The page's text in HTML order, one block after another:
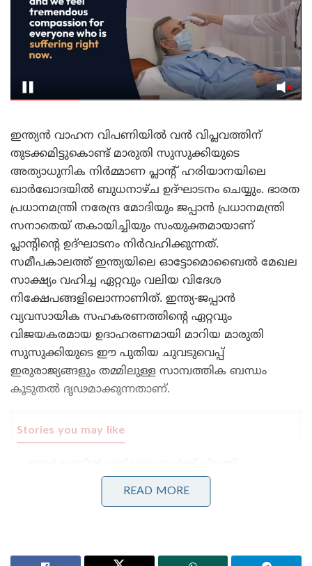
ഇന്ത്യൻ വാഹന വിപണിയിൽ വൻ വിപ്ലവത്തിന്
തുടക്കമിട്ടുകൊണ്ട് മാരുതി സുസുക്കിയുടെ
അത്യാധുനിക നിർമ്മാണ പ്ലാന്റ് ഹരിയാനയിലെ
ഖാർഖോദയിൽ ബുധനാഴ്ച ഉദ്ഘാടനം ചെയ്യും. ഭാരത
പ്രധാനമന്ത്രി നരേന്ദ്ര മോദിയും ജപ്പാൻ പ്രധാനമന്ത്രി
സനാതെയ് തകായിച്ചിയും സംയുക്തമായാണ്
പ്ലാന്റിന്റെ ഉദ്ഘാടനം നിർവഹിക്കുന്നത്.
സമീപകാലത്ത് ഇന്ത്യയിലെ ഓട്ടോമൊബൈൽ മേഖല
സാക്ഷ്യം വഹിച്ച ഏറ്റവും വലിയ വിദേശ
നിക്ഷേപങ്ങളിലൊന്നാണിത്. ഇന്ത്യ-ജപ്പാൻ
വ്യവസായിക സഹകരണത്തിന്റെ ഏറ്റവും
വിജയകരമായ ഉദാഹരണമായി മാറിയ മാരുതി
സുസുക്കിയുടെ ഈ പുതിയ ചുവടുവെപ്പ്
ഇരുരാജ്യങ്ങളും തമ്മിലുള്ള സാമ്പത്തിക ബന്ധം
കൂടുതൽ ദൃഢമാക്കുന്നതാണ്.
Stories you may like
ഏർപ്പെടുത്തണമെന്ന് ഹർജി ; കേന്ദ്ര സർക്കാരിനോട്
നിലപാട് തേടി കോടതി
‘മുട്ടയെ പേടിക്കുന്നത് എന്തിന്? സ്വാതന്ത്ര്യ സമര
READ MORE